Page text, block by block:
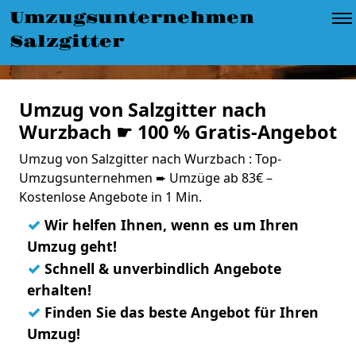
Umzugsunternehmen
Salzgitter
Umzug von Salzgitter nach
Wurzbach ☛ 100 % Gratis-Angebot
Umzug von Salzgitter nach Wurzbach : Top-
Umzugsunternehmen ➨ Umzüge ab 83€ –
Kostenlose Angebote in 1 Min.
✓ Wir helfen Ihnen, wenn es um Ihren
Umzug geht!
✓ Schnell & unverbindlich Angebote
erhalten!
✓ Finden Sie das beste Angebot für Ihren
Umzug!